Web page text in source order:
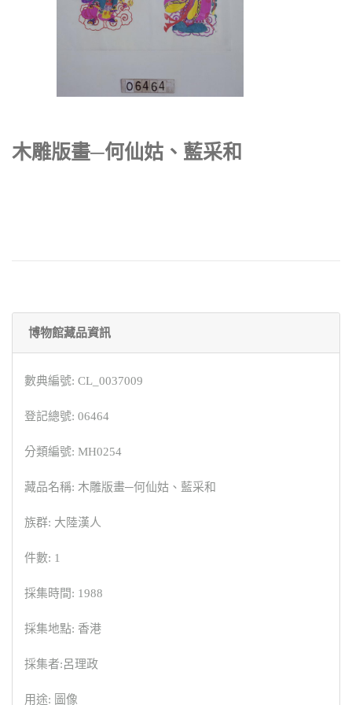
木雕版畫─何仙姑、藍采和
博物館藏品資訊
數典編號: CL_0037009
登記總號: 06464
分類編號: MH0254
藏品名稱: 木雕版畫─何仙姑、藍采和
族群: 大陸漢人
件數: 1
採集時間: 1988
採集地點: 香港
採集者:呂理政
用途: 圖像